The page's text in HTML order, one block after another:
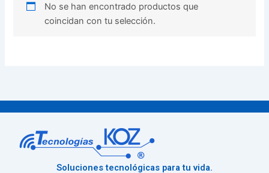
No se han encontrado productos que
coincidan con tu selección.
Soluciones tecnológicas para tu vida.